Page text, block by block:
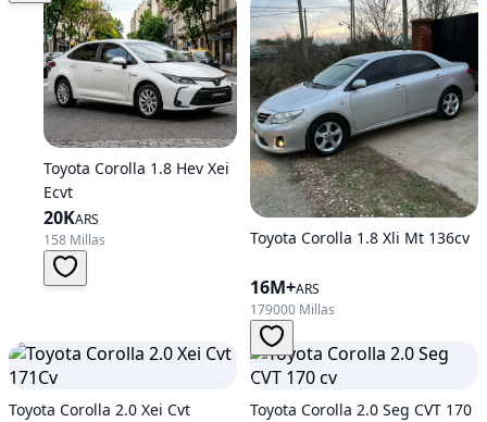
Toyota Corolla 1.8 Hev Xei
Ecvt
20KARS
158 Millas
Toyota Corolla 1.8 Xli Mt 136cv
16M+ARS
179000 Millas
Toyota Corolla 2.0 Xei Cvt
Toyota Corolla 2.0 Seg CVT 170